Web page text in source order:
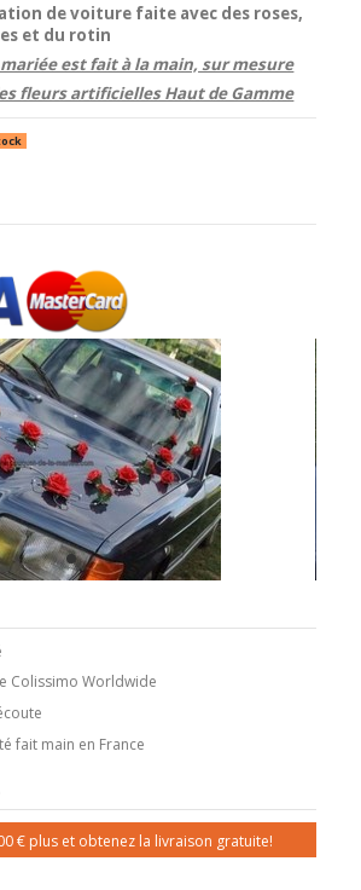
de voiture faite avec des roses,
et du rotin
est fait à la main, sur mesure
fleurs artificielles Haut de Gamme
Colissimo Worldwide
fait main en France
€ plus et obtenez la livraison gratuite!